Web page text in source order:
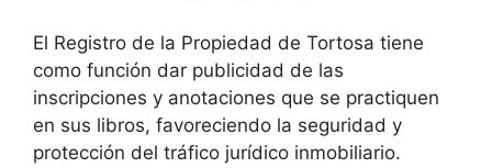
El Registro de la Propiedad de Tortosa tiene
como función dar publicidad de las
inscripciones y anotaciones que se practiquen
en sus libros, favoreciendo la seguridad y
protección del tráfico jurídico inmobiliario.